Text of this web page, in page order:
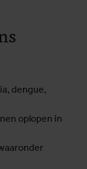
dengue,
oplopen in